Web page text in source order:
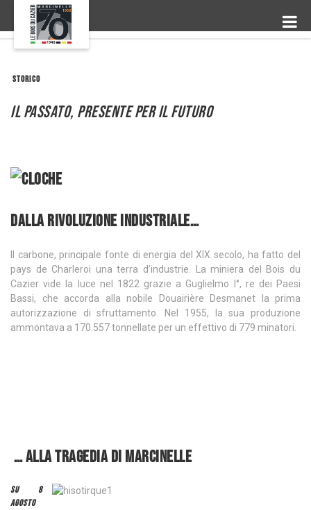
STORICO
Il passato, presente per il futuro
Dalla rivoluzione industriale…
Il carbone, principale fonte di energia del XIX secolo, ha fatto del
pays de Charleroi una terra d’industrie. La miniera del Bois du
Cazier vide la luce nel 1822 grazie a Guglielmo I°, re dei Paesi
Bassi, che accorda alla nobile Douairière Desmanet la prima
autorizzazione di sfruttamento. Nel 1955, la sua produzione
ammontava a 170.557 tonnellate per un effettivo di 779 minatori.
… alla tragedia di Marcinelle
SU 8
AGOSTO